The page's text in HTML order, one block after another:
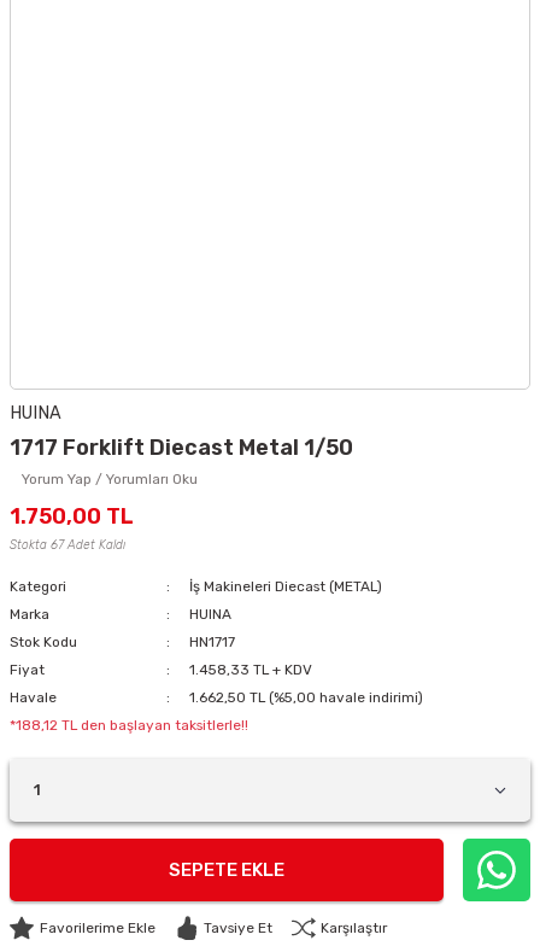
HUINA
1717 Forklift Diecast Metal 1/50
Yorum Yap / Yorumları Oku
1.750,00 TL
Stokta 67 Adet Kaldı
Kategori
İş Makineleri Diecast (METAL)
Marka
HUINA
Stok Kodu
HN1717
Fiyat
1.458,33 TL + KDV
Havale
1.662,50 TL (%5,00 havale indirimi)
*188,12 TL den başlayan taksitlerle!!
SEPETE EKLE
Tavsiye Et Karşılaştır